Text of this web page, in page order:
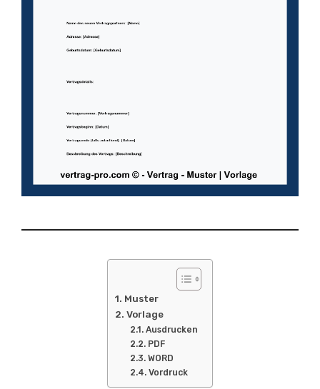
Muster
Vorlage
Ausdrucken
PDF
WORD
Vordruck